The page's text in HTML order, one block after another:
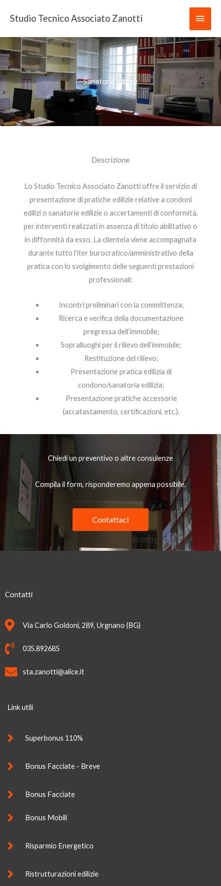
Studio Tecnico Associato Zanotti
Sanatorie edilizie
Descrizione
Lo Studio Tecnico Associato Zanotti offre il servizio di
presentazione di pratiche edilizie relative a condoni
edilizi o sanatorie edilizie o accertamenti di conformità,
per interventi realizzati in assenza di titolo abilitativo o
in difformità da esso. La clientela viene accompagnata
durante tutto l’iter burocratico/amministrativo della
pratica con lo svolgimento delle seguenti prestazioni
professionali:
Incontri preliminari con la committenza;
Ricerca e verifica della documentazione
pregressa dell’immobile;
Sopralluoghi per il rilievo dell’immobile;
Restituzione del rilievo;
Presentazione pratica edilizia di
condono/sanatoria edilizia;
Presentazione pratiche accessorie
(accatastamento, certificazioni, etc.).
Chiedi un preventivo o altre consulenze
Compila il form, risponderemo appena possibile.
Contattaci
Contatti
Via Carlo Goldoni, 289, Urgnano (BG)
035.892685
sta.zanotti@alice.it
Link utili
Superbonus 110%
Bonus Facciate - Breve
Bonus Facciate
Bonus Mobili
Risparmio Energetico
Ristrutturazioni edilizie